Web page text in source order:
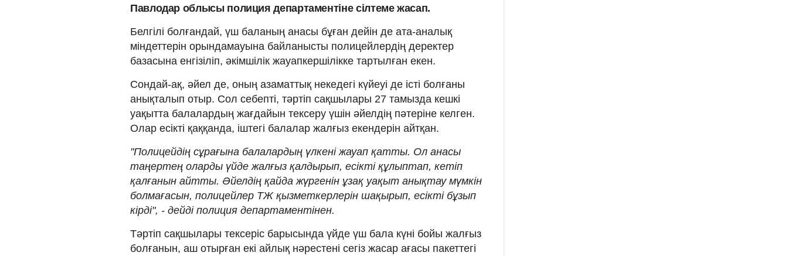
Павлодар облысы полиция департаментіне сілтеме жасап.
Белгілі болғандай, үш баланың анасы бұған дейін де ата-аналық
міндеттерін орындамауына байланысты полицейлердің деректер
базасына енгізіліп, әкімшілік жауапкершілікке тартылған екен.
Сондай-ақ, әйел де, оның азаматтық некедегі күйеуі де істі болғаны
анықталып отыр. Сол себепті, тәртіп сақшылары 27 тамызда кешкі
уақытта балалардың жағдайын тексеру үшін әйелдің пәтеріне келген.
Олар есікті қаққанда, іштегі балалар жалғыз екендерін айтқан.
"Полицейдің сұрағына балалардың үлкені жауап қатты. Ол анасы
таңертең оларды үйде жалғыз қалдырып, есікті құлыптап, кетіп
қалғанын айтты. Әйелдің қайда жүргенін ұзақ уақыт анықтау мүмкін
болмағасын, полицейлер ТЖ қызметкерлерін шақырып, есікті бұзып
кірді", - дейді полиция департаментінен.
Тәртіп сақшылары тексеріс барысында үйде үш бала күні бойы жалғыз
болғанын, аш отырған екі айлық нәрестені сегіз жасар ағасы пакеттегі